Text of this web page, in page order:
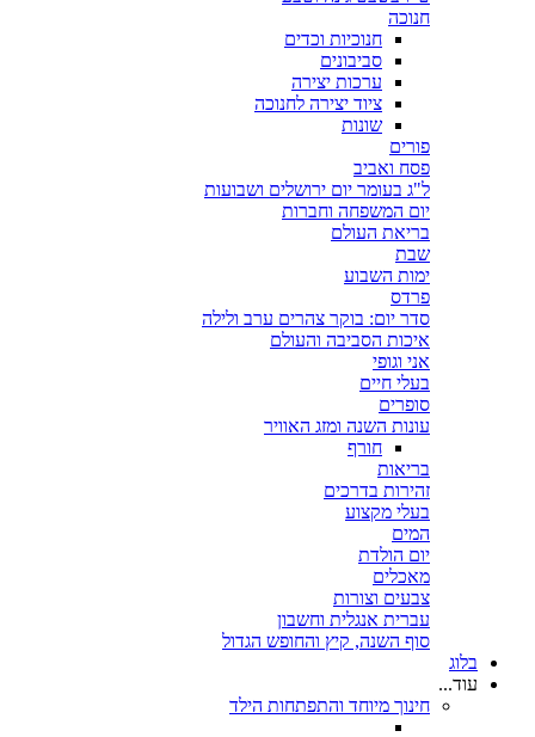
חנוכה
חנוכיות וכדים
סביבונים
ערכות יצירה
ציוד יצירה לחנוכה
שונות
פורים
פסח ואביב
ל"ג בעומר יום ירושלים ושבועות
יום המשפחה וחברות
בריאת העולם
שבת
ימות השבוע
פרדס
סדר יום: בוקר צהרים ערב ולילה
איכות הסביבה והעולם
אני וגופי
בעלי חיים
סופרים
עונות השנה ומזג האוויר
חורף
בריאות
זהירות בדרכים
בעלי מקצוע
המים
יום הולדת
מאכלים
צבעים וצורות
עברית אנגלית וחשבון
סוף השנה, קיץ והחופש הגדול
בלוג
עוד...
חינוך מיוחד והתפתחות הילד